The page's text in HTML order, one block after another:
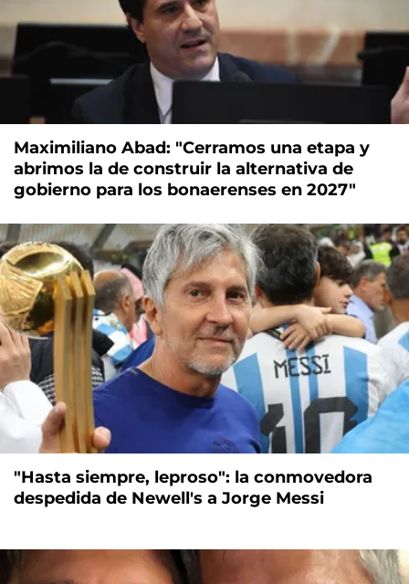
Maximiliano Abad: "Cerramos una etapa y
abrimos la de construir la alternativa de
gobierno para los bonaerenses en 2027"
"Hasta siempre, leproso": la conmovedora
despedida de Newell's a Jorge Messi